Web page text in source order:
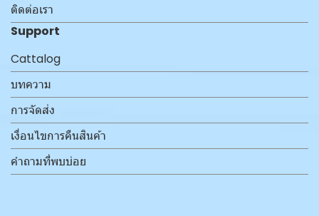
ติดต่อเรา
Support
Cattalog
บทความ
การจัดส่ง
เงื่อนไขการคืนสินค้า
คำถามที่พบบ่อย